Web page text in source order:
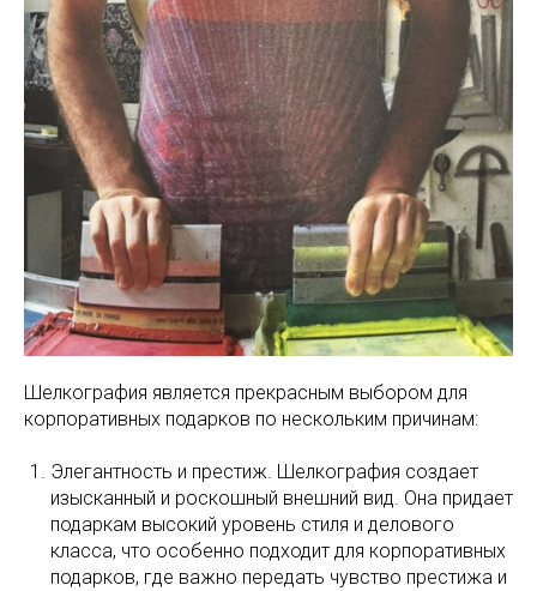
Шелкография является прекрасным выбором для
корпоративных подарков по нескольким причинам:
Элегантность и престиж. Шелкография создает
изысканный и роскошный внешний вид. Она придает
подаркам высокий уровень стиля и делового
класса, что особенно подходит для корпоративных
подарков, где важно передать чувство престижа и